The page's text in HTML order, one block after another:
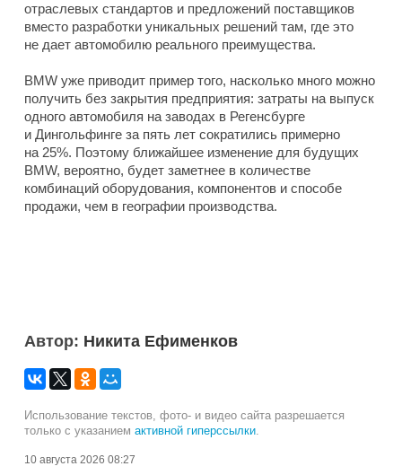
отраслевых стандартов и предложений поставщиков
вместо разработки уникальных решений там, где это
не дает автомобилю реального преимущества.
BMW уже приводит пример того, насколько много можно
получить без закрытия предприятия: затраты на выпуск
одного автомобиля на заводах в Регенсбурге
и Дингольфинге за пять лет сократились примерно
на 25%. Поэтому ближайшее изменение для будущих
BMW, вероятно, будет заметнее в количестве
комбинаций оборудования, компонентов и способе
продажи, чем в географии производства.
Автор: Никита Ефименков
Использование текстов, фото- и видео сайта разрешается
только с указанием активной гиперссылки.
10 августа 2026 08:27